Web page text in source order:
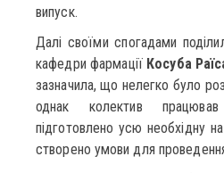
випуск.
Далі своїми спогадами
кафедри фармації Косуба
зазначила, що нелегко було
однак колектив
підготовлено усю необхідну
створено умови для